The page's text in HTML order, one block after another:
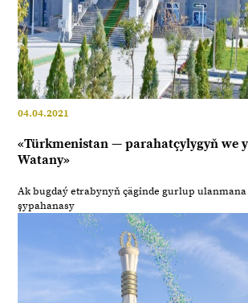
04.04.2021
«Türkmenistan — parahatçylygyň we
Watany»
Ak bugdaý etrabynyň çäginde gurlup
şypahanasy